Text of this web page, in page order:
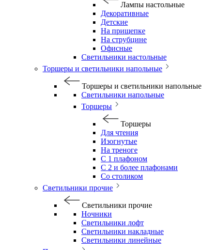
Лампы настольные
Декоративные
Детские
На прищепке
На струбцине
Офисные
Светильники настольные
Торшеры и светильники напольные
Торшеры и светильники напольные
Светильники напольные
Торшеры
Торшеры
Для чтения
Изогнутые
На треноге
С 1 плафоном
С 2 и более плафонами
Со столиком
Светильники прочие
Светильники прочие
Ночники
Светильники лофт
Светильники накладные
Светильники линейные